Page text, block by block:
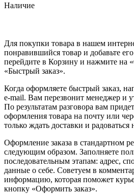
Наличие
Для покупки товара в нашем
понравившийся товар и добавьте
перейдите в Корзину и нажмите на
«Быстрый заказ».
Когда оформляете быстрый заказ,
e-mail. Вам перезвонит менеджер и
По результатам разговора вам
оформления товара на почту или
только ждать доставки и
Оформление заказа в стандартном
следующим образом. Заполняете
последовательным этапам: адрес,
данные о себе. Советуем в
информацию, которая поможет
кнопку «Оформить заказ».